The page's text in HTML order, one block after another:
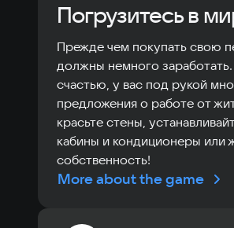
Погрузитесь в
Прежде чем покупать свою
должны немного
счастью, у вас под рукой
предложения о работе от
красьте стены,
кабины и кондиционеры или
собственность!
More about the game